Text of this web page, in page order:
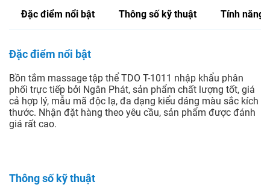
Đặc điểm nổi bật Thông số kỹ thuật Tính năng
Đặc điểm nổi bật
Bồn tắm massage tập thể TDO T-1011 nhập khẩu phân
phối trực tiếp bởi Ngân Phát, sản phẩm chất lượng tốt, giá
cả hợp lý, mẫu mã độc lạ, đa dạng kiểu dáng màu sắc kích
thước. Nhận đặt hàng theo yêu cầu, sản phẩm được đánh
giá rất cao.
Thông số kỹ thuật